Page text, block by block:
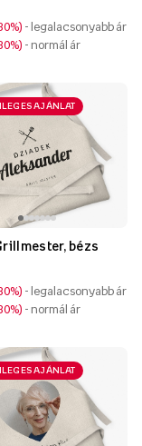
- legalacsonyabb ár
- normál ár
AJÁNLAT
bézs
- legalacsonyabb ár
- normál ár
AJÁNLAT